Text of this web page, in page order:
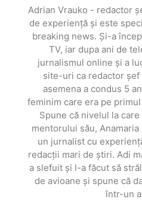
Adrian Vrauko - redactor
de experiență și este
breaking news. Și-a
TV, iar dupa ani de
jurnalismul online și a
site-uri ca redactor șef
asemena a condus 5
feminim care era pe
Spune că nivelul la
mentorului său,
un jurnalist cu
redacții mari de știri. Adi
a slefuit și l-a făcut să
de avioane și spune că
într-un